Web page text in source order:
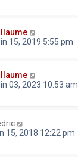
15, 2019 5:55 pm
03, 2023 10:53 am
15, 2018 12:22 pm